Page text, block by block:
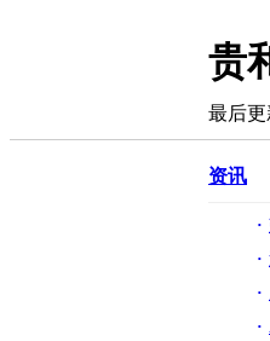
贵
最后更
资讯